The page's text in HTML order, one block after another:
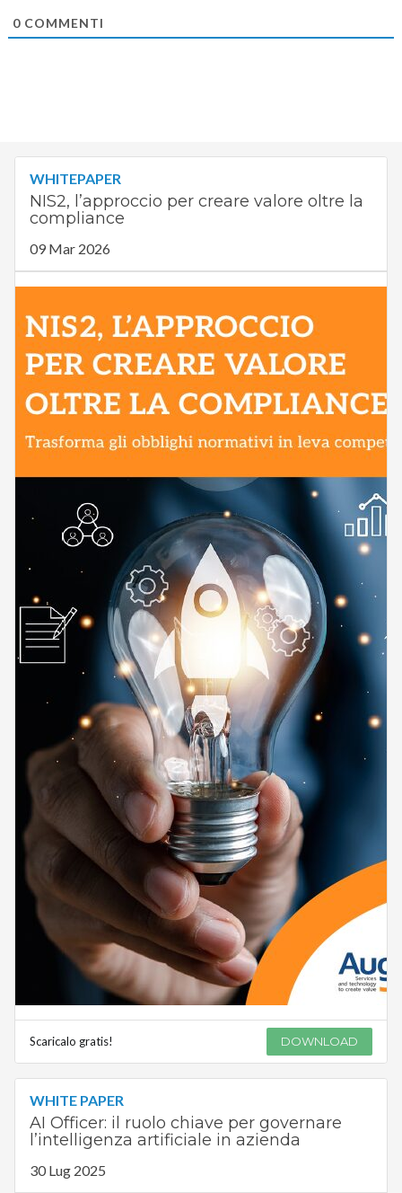
0COMMENTI
WHITEPAPER
NIS2, l’approccio per creare valore oltre la
compliance
09 Mar 2026
Scaricalo gratis! DOWNLOAD
WHITE PAPER
AI Officer: il ruolo chiave per governare
l’intelligenza artificiale in azienda
30 Lug 2025